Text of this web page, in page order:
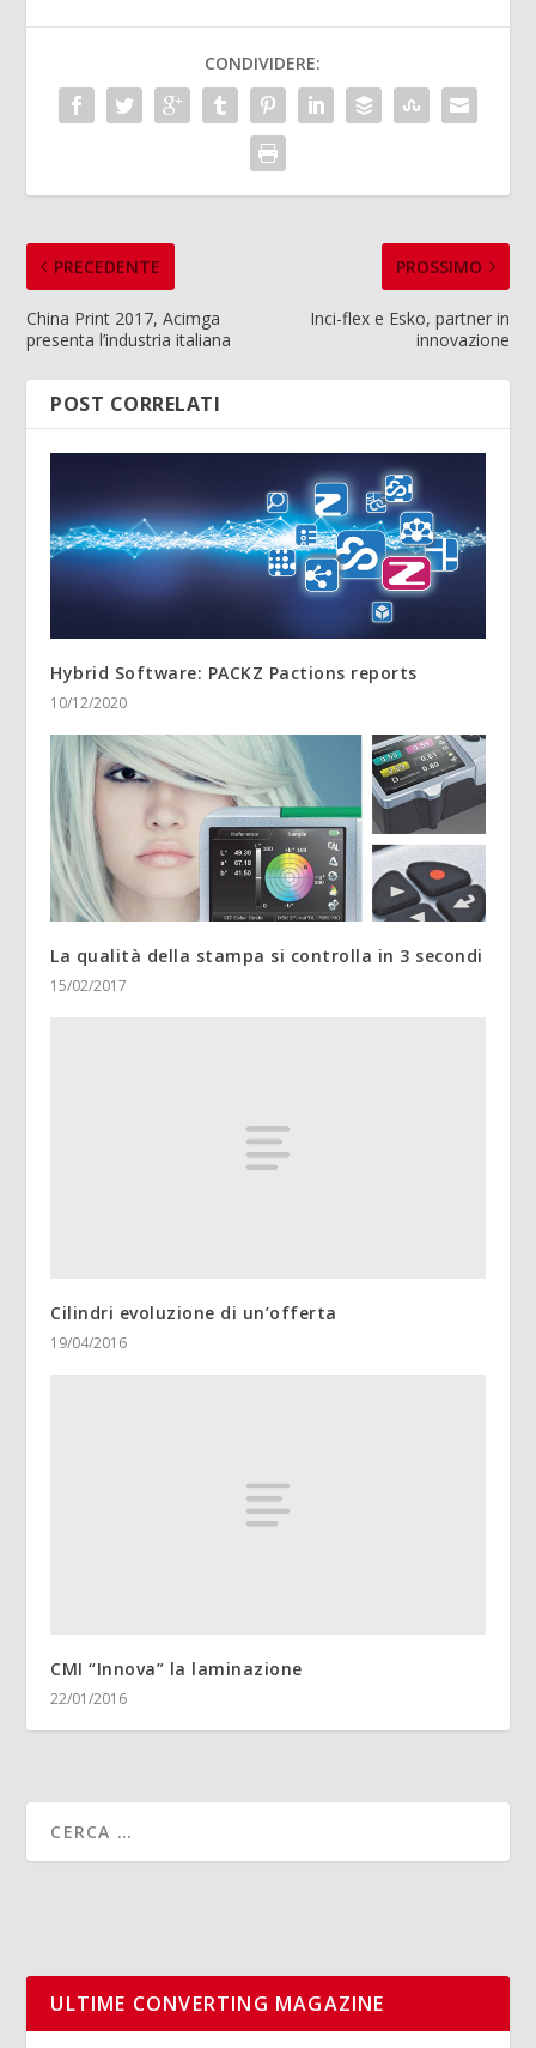
CONDIVIDERE:
PRECEDENTE
China Print 2017, Acimga
presenta l’industria italiana
PROSSIMO
Inci-flex e Esko, partner in
innovazione
POST CORRELATI
Hybrid Software: PACKZ Pactions reports
10/12/2020
La qualità della stampa si controlla in 3 secondi
15/02/2017
Cilindri evoluzione di un’offerta
19/04/2016
CMI “Innova” la laminazione
22/01/2016
ULTIME CONVERTING MAGAZINE